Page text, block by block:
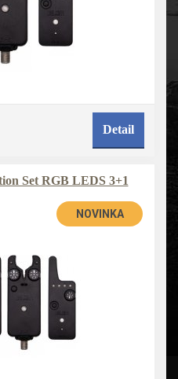
Detail
Set RGB LEDS 3+1
NOVINKA